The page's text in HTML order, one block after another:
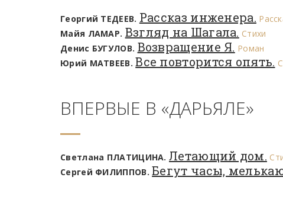
Георгий ТЕДЕЕВ. Рассказ инженера.
Майя ЛАМАР. Взгляд на Шагала. Стихи
Денис БУГУЛОВ. Возвращение Я. Роман
Юрий МАТВЕЕВ. Все повторится опять.
ВПЕРВЫЕ В «ДАРЬЯЛЕ»
Светлана ПЛАТИЦИНА. Летающий дом.
Сергей ФИЛИППОВ. Бегут часы,